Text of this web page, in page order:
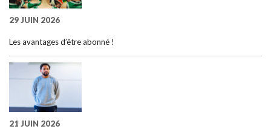
29 JUIN 2026
Les avantages d’être abonné !
21 JUIN 2026